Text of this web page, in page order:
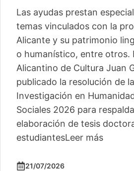
Las ayudas prestan
temas vinculados con la
Alicante y su patrimonio
o humanístico, entre otros.
Alicantino de Cultura Juan
publicado la resolución de
Investigación en
Sociales 2026 para
elaboración de tesis
estudiantesLeer más
21/07/2026